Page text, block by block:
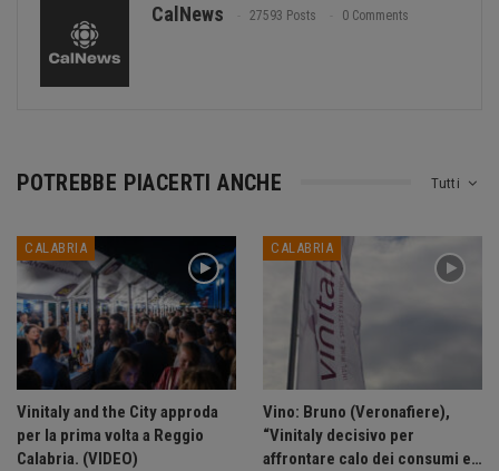
CalNews 27593 Posts 0 Comments
Tutti
POTREBBE PIACERTI ANCHE
CALABRIA
Vinitaly and the City approda
per la prima volta a Reggio
Calabria. (VIDEO)
CALABRIA
Vino: Bruno (Veronafiere),
“Vinitaly decisivo per
affrontare calo dei consumi e…